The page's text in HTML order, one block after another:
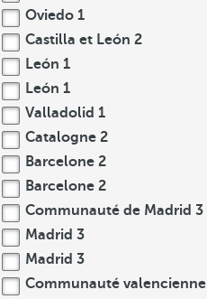
Oviedo 1
Castilla et León 2
León 1
León 1
Valladolid 1
Catalogne 2
Barcelone 2
Barcelone 2
Communauté de Madrid 3
Madrid 3
Madrid 3
Communauté valencienne